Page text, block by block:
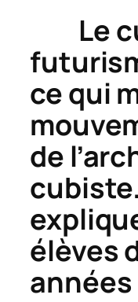
Le
ce qui
de
élèves
années